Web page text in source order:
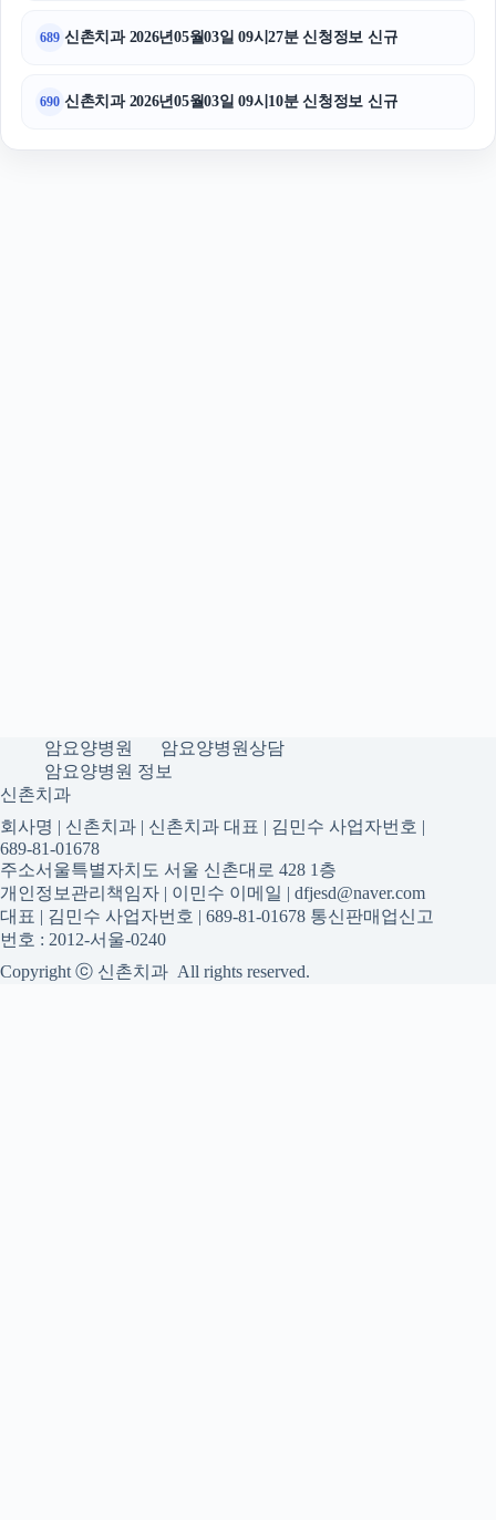
689 신촌치과 2026년05월03일 09시27분 신청정보 신규
690 신촌치과 2026년05월03일 09시10분 신청정보 신규
암요양병원
암요양병원상담
암요양병원 정보
신촌치과
회사명 | 신촌치과 | 신촌치과 대표 | 김민수 사업자번호 |
689-81-01678
주소서울특별자치도 서울 신촌대로 428 1층
개인정보관리책임자 | 이민수 이메일 | dfjesd@naver.com
대표 | 김민수 사업자번호 | 689-81-01678 통신판매업신고
번호 : 2012-서울-0240
Copyright ⓒ 신촌치과 All rights reserved.